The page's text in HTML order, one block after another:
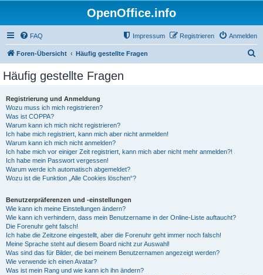
OpenOffice.info
FAQ Anmelden
Registrieren
Impressum
Foren-Übersicht Häufig gestellte Fragen
Häufig gestellte Fragen
Registrierung und Anmeldung
Wozu muss ich mich registrieren?
Was ist COPPA?
Warum kann ich mich nicht registrieren?
Ich habe mich registriert, kann mich aber nicht anmelden!
Warum kann ich mich nicht anmelden?
Ich habe mich vor einiger Zeit registriert, kann mich aber nicht mehr anmelden?!
Ich habe mein Passwort vergessen!
Warum werde ich automatisch abgemeldet?
Wozu ist die Funktion „Alle Cookies löschen“?
Benutzerpräferenzen und -einstellungen
Wie kann ich meine Einstellungen ändern?
Wie kann ich verhindern, dass mein Benutzername in der Online-Liste auftaucht?
Die Forenuhr geht falsch!
Ich habe die Zeitzone eingestellt, aber die Forenuhr geht immer noch falsch!
Meine Sprache steht auf diesem Board nicht zur Auswahl!
Was sind das für Bilder, die bei meinem Benutzernamen angezeigt werden?
Wie verwende ich einen Avatar?
Was ist mein Rang und wie kann ich ihn ändern?